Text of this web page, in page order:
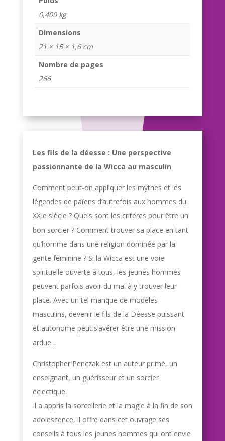
0,400 kg
Dimensions
21 × 15 × 1,6 cm
Nombre de pages
266
Les fils de la déesse : Une perspective
passionnante de la Wicca au masculin
Comment peut-on appliquer les mythes et les
légendes de païens d’autrefois aux hommes du
XXIe siècle ? Quels sont les critères pour être un
bon sorcier ? Comment trouver sa place en tant
qu’homme dans une religion dominée par la
gente féminine ? Si la Wicca est une voie
spirituelle ouverte à tous, les jeunes hommes
peuvent parfois avoir du mal à y trouver leur
place. Avec un tel manque de modèles
masculins, devenir le fils de la Déesse puissant
et autonome peut s’avérer être une mission
ardue…
Christopher Penczak est un auteur primé, un
enseignant, un guérisseur et un sorcier
éclectique.
Il a appris la sorcellerie et la magie à la fin de son
adolescence, il offre dans cet ouvrage ses
conseils à tous les jeunes hommes qui ont envie